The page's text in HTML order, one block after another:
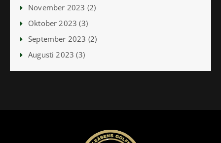
November 2023 (2)
Oktober 2023 (3)
September 2023 (2)
Augusti 2023 (3)